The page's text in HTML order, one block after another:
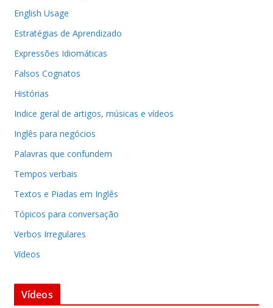
English Usage
Estratégias de Aprendizado
Expressões Idiomáticas
Falsos Cognatos
Histórias
Indice geral de artigos, músicas e vídeos
Inglês para negócios
Palavras que confundem
Tempos verbais
Textos e Piadas em Inglês
Tópicos para conversação
Verbos Irregulares
Vídeos
Vídeos